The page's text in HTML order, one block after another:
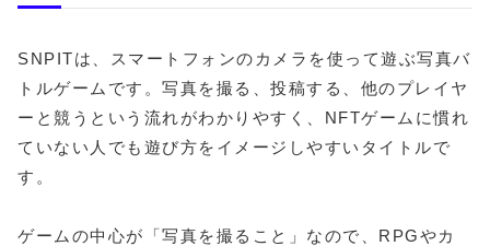
SNPITは、スマートフォンのカメラを使って遊ぶ写真バ
トルゲームです。写真を撮る、投稿する、他のプレイヤ
ーと競うという流れがわかりやすく、NFTゲームに慣れ
ていない人でも遊び方をイメージしやすいタイトルで
す。
ゲームの中心が「写真を撮ること」なので、RPGやカ